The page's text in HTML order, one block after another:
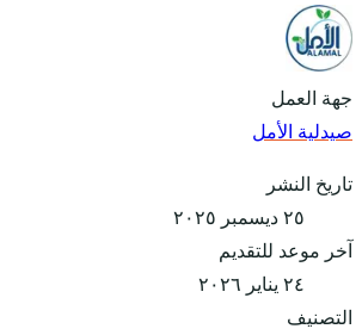
جهة العمل
صيدلية الأمل
تاريخ النشر
٢٥ ديسمبر ٢٠٢٥
آخر موعد للتقديم
٢٤ يناير ٢٠٢٦
التصنيف